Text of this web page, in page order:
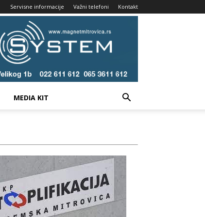
Servisne informacije Važni telefoni Kontakt
MEDIA KIT